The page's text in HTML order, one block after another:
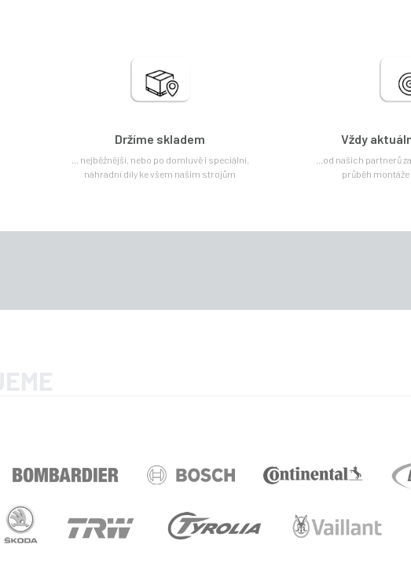
Držíme skladem
... nejběžnější, nebo po domluvě i speciální,
náhradní díly ke všem našim strojům
Vždy
...od našich partnerů
průběh